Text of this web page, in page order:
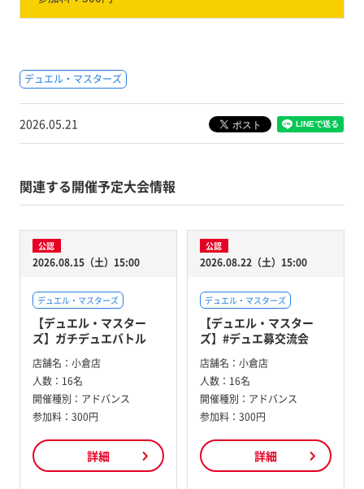
デュエル・マスターズ
2026.05.21
関連する開催予定大会情報
公認
2026.08.15（土）15:00
デュエル・マスターズ
【デュエル・マスター
ズ】ガチデュエバトル
店舗名： 小倉店
人数： 16名
開催種別： アドバンス
参加料： 300円
詳細
公認
2026.08.22（土）15:00
デュエル・マスターズ
【デュエル・マスター
ズ】#デュエ募交流会
店舗名： 小倉店
人数： 16名
開催種別： アドバンス
参加料： 300円
詳細